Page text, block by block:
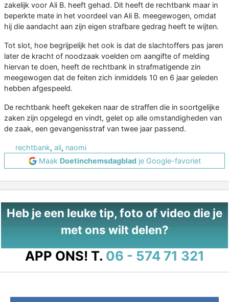
zakelijk voor Ali B. heeft gehad. Dit heeft de rechtbank maar in
beperkte mate in het voordeel van Ali B. meegewogen, omdat
hij die aandacht aan zijn eigen strafbare gedrag heeft te wijten.
Tot slot, hoe begrijpelijk het ook is dat de slachtoffers pas jaren
later de kracht of noodzaak voelden om aangifte of melding
hiervan te doen, heeft de rechtbank in strafmatigende zin
meegewogen dat de feiten zich inmiddels 10 en 6 jaar geleden
hebben afgespeeld.
De rechtbank heeft gekeken naar de straffen die in soortgelijke
zaken zijn opgelegd en vindt, gelet op alle omstandigheden van
de zaak, een gevangenisstraf van twee jaar passend.
rechtbank, ali, naomi
Maak Doetinchemsdagbladje Google-favoriet
Heb je een leuke tip, foto of video die je
met ons wilt delen?
APP ONS! T. 06 - 574 71 321